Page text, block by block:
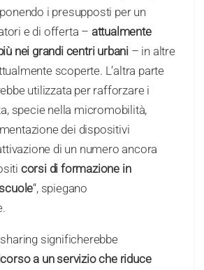
i presupposti per un
e di offerta – attualmente
nei grandi centri urbani – in altre
scoperte. L’altra parte
utilizzata per rafforzare i
specie nella micromobilità,
dei dispositivi
di un numero ancora
corsi di formazione in
“, spiegano
significherebbe
a un servizio che riduce